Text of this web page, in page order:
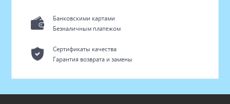
Банковскими картами
Безналичным платежом
Сертификаты качества
Гарантия возврата и замены